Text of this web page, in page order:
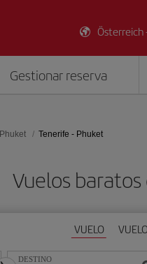
Österreich
Gestionar reserva
Phuket Tenerife - Phuket
Vuelos
VUELO
DESTINO